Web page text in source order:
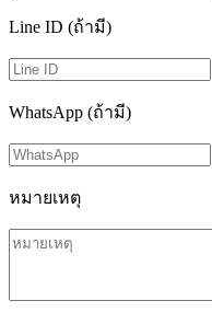
Line ID (ถ้ามี)
WhatsApp (ถ้ามี)
หมายเหตุ